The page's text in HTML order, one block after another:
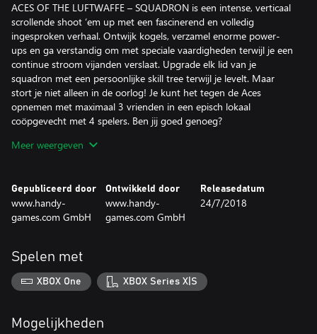
ACES OF THE LUFTWAFFE – SQUADRON is een intense, verticaal
scrollende shoot ‘em up met een fascinerend en volledig
ingesproken verhaal. Ontwijk kogels, verzamel enorme power-
ups en ga verstandig om met speciale vaardigheden terwijl je een
continue stroom vijanden verslaat. Upgrade elk lid van je
squadron met een persoonlijke skill tree terwijl je levelt. Maar
stort je niet alleen in de oorlog! Je kunt het tegen de Aces
opnemen met maximaal 3 vrienden in een episch lokaal
coöpgevecht met 4 spelers. Ben jij goed genoeg?
• Zeer dynamische shoot ’em up met explosieve special effects
• Spectaculaire eind- en luchtgevechten
• Skill trees met aparte vaardigheden voor elke wingman
• Uitdagend achievement-systeem
• Epische, filmische en orkestrale soundtrack
Meer weergeven
Gepubliceerd door
www.handy-
games.com GmbH
Ontwikkeld door
www.handy-
games.com GmbH
Releasedatum
24/7/2018
Spelen met
XBOX One XBOX Series X|S
Mogelijkheden